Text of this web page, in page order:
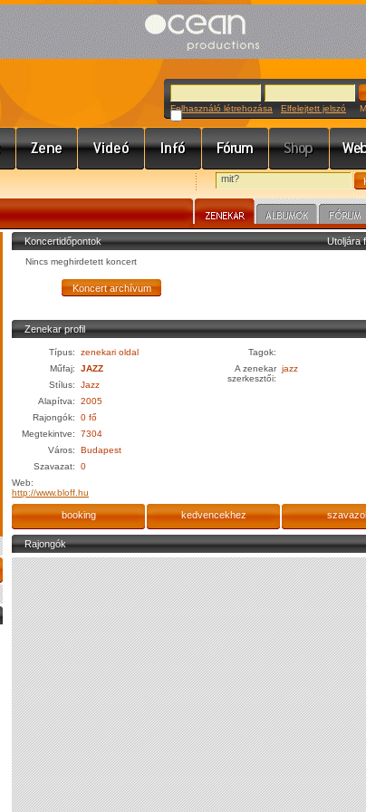
Felhasználó létrehozása Elfelejtett jelszó
Utoljára
Koncertidőpontok
Nincs meghirdetett koncert
Zenekar profil
Típus:
zenekari oldal
Műfaj:
JAZZ
Stílus:
Jazz
Alapítva:
2005
Rajongók:
0 fő
Megtekintve:
7304
Város:
Budapest
Szavazat:
0
Web:
http://www.bloff.hu
Tagok:
A zenekar
szerkesztői:
jazz
booking kedvencekhez
Rajongók